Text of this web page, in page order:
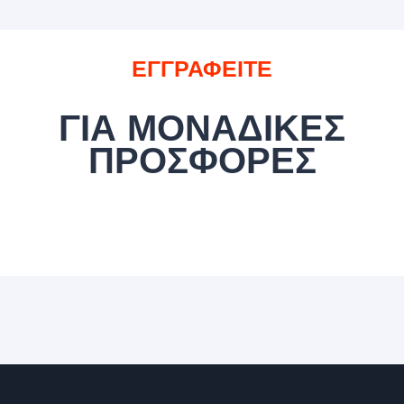
ΕΓΓΡΑΦΕΙΤΕ
ΓΙΑ ΜΟΝΑΔΙΚΕΣ
ΠΡΟΣΦΟΡΕΣ